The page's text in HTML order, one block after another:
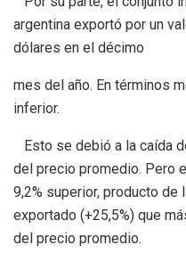
argentina exportó por un
dólares en el décimo
mes del año. En términos
inferior.
Esto se debió a la caída
del precio promedio. Pero
9,2% superior, producto de
exportado (+25,5%) que
del precio promedio.